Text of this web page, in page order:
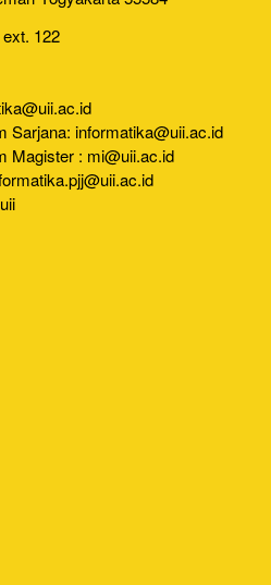
122
Sarjana: informatika@uii.ac.id
Magister : mi@uii.ac.id